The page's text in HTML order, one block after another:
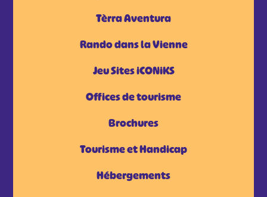
Tèrra Aventura
Rando dans la Vienne
Jeu Sites iCONiKS
Offices de tourisme
Brochures
Tourisme et Handicap
Hébergements